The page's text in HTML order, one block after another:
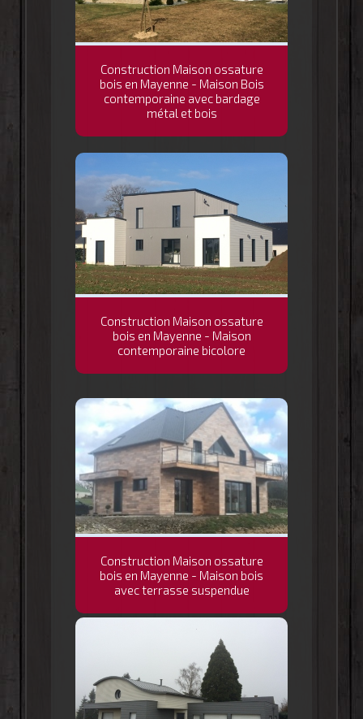
Construction Maison ossature
bois en Mayenne - Maison Bois
contemporaine avec bardage
métal et bois
Construction Maison ossature
bois en Mayenne - Maison
contemporaine bicolore
Construction Maison ossature
bois en Mayenne - Maison bois
avec terrasse suspendue